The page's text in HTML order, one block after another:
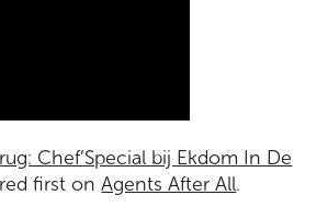
Chef’Special bij Ekdom In De
first onAgents After All.